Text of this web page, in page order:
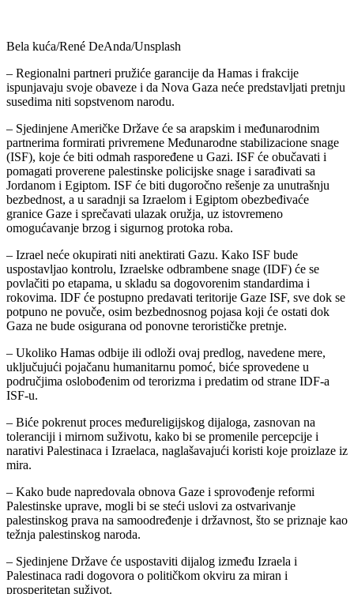
Bela kuća/René DeAnda/Unsplash
– Regionalni partneri pružiće garancije da Hamas i frakcije
ispunjavaju svoje obaveze i da Nova Gaza neće predstavljati pretnju
susedima niti sopstvenom narodu.
– Sjedinjene Američke Države će sa arapskim i međunarodnim
partnerima formirati privremene Međunarodne stabilizacione snage
(ISF), koje će biti odmah raspoređene u Gazi. ISF će obučavati i
pomagati proverene palestinske policijske snage i sarađivati sa
Jordanom i Egiptom. ISF će biti dugoročno rešenje za unutrašnju
bezbednost, a u saradnji sa Izraelom i Egiptom obezbeđivaće
granice Gaze i sprečavati ulazak oružja, uz istovremeno
omogućavanje brzog i sigurnog protoka roba.
– Izrael neće okupirati niti anektirati Gazu. Kako ISF bude
uspostavljao kontrolu, Izraelske odbrambene snage (IDF) će se
povlačiti po etapama, u skladu sa dogovorenim standardima i
rokovima. IDF će postupno predavati teritorije Gaze ISF, sve dok se
potpuno ne povuče, osim bezbednosnog pojasa koji će ostati dok
Gaza ne bude osigurana od ponovne terorističke pretnje.
– Ukoliko Hamas odbije ili odloži ovaj predlog, navedene mere,
uključujući pojačanu humanitarnu pomoć, biće sprovedene u
područjima oslobođenim od terorizma i predatim od strane IDF-a
ISF-u.
– Biće pokrenut proces međureligijskog dijaloga, zasnovan na
toleranciji i mirnom suživotu, kako bi se promenile percepcije i
narativi Palestinaca i Izraelaca, naglašavajući koristi koje proizlaze iz
mira.
– Kako bude napredovala obnova Gaze i sprovođenje reformi
Palestinske uprave, mogli bi se steći uslovi za ostvarivanje
palestinskog prava na samoodređenje i državnost, što se priznaje kao
težnja palestinskog naroda.
– Sjedinjene Države će uspostaviti dijalog između Izraela i
Palestinaca radi dogovora o političkom okviru za miran i
prosperitetan suživot.